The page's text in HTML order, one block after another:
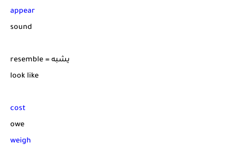
appear
sound
resemble = يشبه
look like
cost
owe
weigh